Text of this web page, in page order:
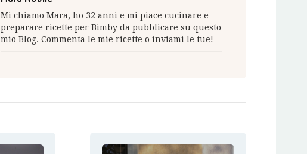
Mi chiamo Mara, ho 32 anni e mi piace cucinare e
preparare ricette per Bimby da pubblicare su questo
mio Blog. Commenta le mie ricette o inviami le tue!